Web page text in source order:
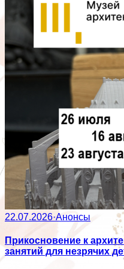
22.07.2026·Анонсы
Прикосновение к
занятий для незрячих